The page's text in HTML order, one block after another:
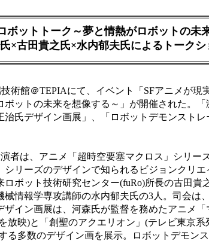
ボットトーク～夢と情熱がロボットの未
×古田貴之氏×水内郁夫氏によるトークシ
術館＠TEPIAにて、イベント「SFアニメが現
ットの未来を想像する～」が開催された。「
治氏デザイン画展」、「ロボットデモンストレ
者は、アニメ「超時空要塞マクロス」シリー
リーズのデザインで知られるビジョンクリエ
ボット技術研究センター(fuRo)所長の古田貴
情報学専攻講師の水内郁夫氏の3人。司会は
イン画展は、河森氏が監督を務めたアニメ「
放映)と「創聖のアクエリオン」(テレビ東京
る多数のデザイン画を展示。ロボットデモン